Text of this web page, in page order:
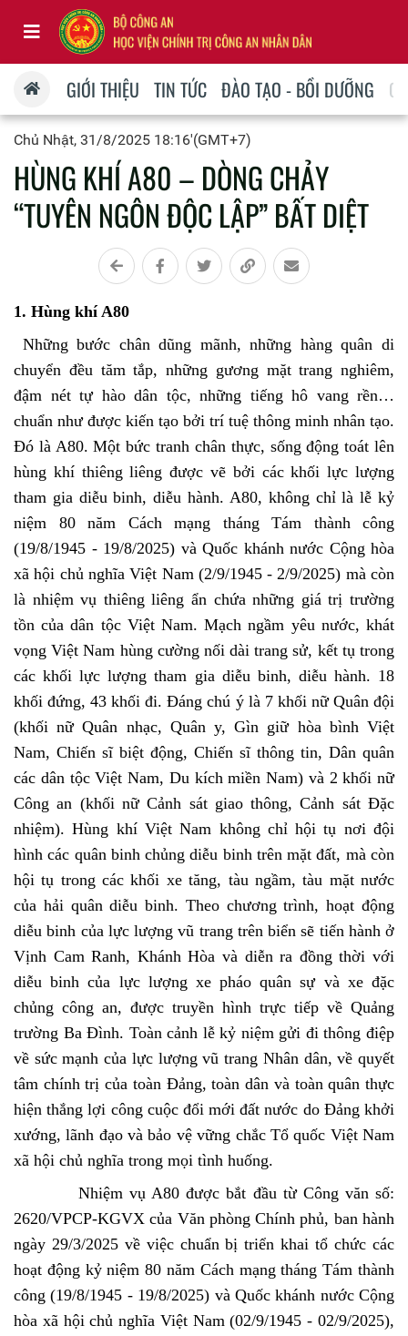
GIỚI THIỆU TIN TỨC ĐÀO TẠO - BỒI DƯỠNG
Chủ Nhật, 31/8/2025 18:16'(GMT+7)
HÙNG KHÍ A80 – DÒNG CHẢY
“TUYÊN NGÔN ĐỘC LẬP” BẤT DIỆT
1. Hùng khí A80
Những bước chân dũng mãnh, những hàng quân di
chuyển đều tăm tắp, những gương mặt trang nghiêm,
đậm nét tự hào dân tộc, những tiếng hô vang rền…
chuẩn như được kiến tạo bởi trí tuệ thông minh nhân tạo.
Đó là A80. Một bức tranh chân thực, sống động toát lên
hùng khí thiêng liêng được vẽ bởi các khối lực lượng
tham gia diễu binh, diễu hành. A80, không chỉ là lễ kỷ
niệm 80 năm Cách mạng tháng Tám thành công
(19/8/1945 - 19/8/2025) và Quốc khánh nước Cộng hòa
xã hội chủ nghĩa Việt Nam (2/9/1945 - 2/9/2025) mà còn
là nhiệm vụ thiêng liêng ẩn chứa những giá trị trường
tồn của dân tộc Việt Nam. Mạch ngầm yêu nước, khát
vọng Việt Nam hùng cường nối dài trang sử, kết tụ trong
các khối lực lượng tham gia diễu binh, diễu hành. 18
khối đứng, 43 khối đi. Đáng chú ý là 7 khối nữ Quân đội
(khối nữ Quân nhạc, Quân y, Gìn giữ hòa bình Việt
Nam, Chiến sĩ biệt động, Chiến sĩ thông tin, Dân quân
các dân tộc Việt Nam, Du kích miền Nam) và 2 khối nữ
Công an (khối nữ Cảnh sát giao thông, Cảnh sát Đặc
nhiệm). Hùng khí Việt Nam không chỉ hội tụ nơi đội
hình các quân binh chủng diễu binh trên mặt đất, mà còn
hội tụ trong các khối xe tăng, tàu ngầm, tàu mặt nước
của hải quân diễu binh. Theo chương trình, hoạt động
diễu binh của lực lượng vũ trang trên biển sẽ tiến hành ở
Vịnh Cam Ranh, Khánh Hòa và diễn ra đồng thời với
diễu binh của lực lượng xe pháo quân sự và xe đặc
chủng công an, được truyền hình trực tiếp về Quảng
trường Ba Đình. Toàn cảnh lễ kỷ niệm gửi đi thông điệp
về sức mạnh của lực lượng vũ trang Nhân dân, về quyết
tâm chính trị của toàn Đảng, toàn dân và toàn quân thực
hiện thắng lợi công cuộc đổi mới đất nước do Đảng khởi
xướng, lãnh đạo và bảo vệ vững chắc Tổ quốc Việt Nam
xã hội chủ nghĩa trong mọi tình huống.
Nhiệm vụ A80 được bắt đầu từ Công văn số:
2620/VPCP-KGVX của Văn phòng Chính phủ, ban hành
ngày 29/3/2025 về việc chuẩn bị triển khai tổ chức các
hoạt động kỷ niệm 80 năm Cách mạng tháng Tám thành
công (19/8/1945 - 19/8/2025) và Quốc khánh nước Cộng
hòa xã hội chủ nghĩa Việt Nam (02/9/1945 - 02/9/2025),